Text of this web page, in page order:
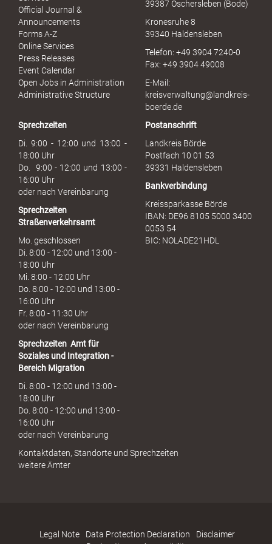
s
u
h
Official Journal &
Announcements
Forms A-Z
Online Services
Press Releases
Event Calendar
Open Jobs in Administration
Administrative Structure
39387 Oschersleben (Bode)
Kronesruhe 8
39340 Haldensleben
Telefon: +49 3904 7240-0
Fax: +49 3904 49008
E-Mail:
kreisverwaltung@landkreis-
boerde.de
Sprechzeiten
Di. 9:00 - 12:00 und 13:00 -
18:00 Uhr
Do. 9:00 - 12:00 und 13:00 -
16:00 Uhr
oder nach Vereinbarung
Sprechzeiten
Straßenverkehrsamt
Mo. geschlossen
Di. 8:00 - 12:00 und 13:00 -
18:00 Uhr
Mi. 8:00 - 12:00 Uhr
Do. 8:00 - 12:00 und 13:00 -
16:00 Uhr
Fr. 8:00 - 11:30 Uhr
oder nach Vereinbarung
Sprechzeiten Amt für
Soziales und Integration -
Bereich Migration
Di. 8:00 - 12:00 und 13:00 -
18:00 Uhr
Do. 8:00 - 12:00 und 13:00 -
16:00 Uhr
oder nach Vereinbarung
Postanschrift
Landkreis Börde
Postfach 10 01 53
39331 Haldensleben
Bankverbindung
Kreissparkasse Börde
IBAN: DE96 8105 5000 3400
0053 54
BIC: NOLADE21HDL
Kontaktdaten, Standorte und Sprechzeiten
weitere Ämter
Legal Note Data Protection Declaration
Disclaimer